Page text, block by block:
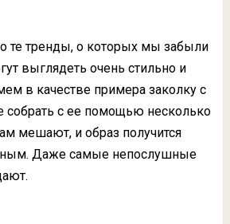
те тренды, о которых мы забыли
выглядеть очень стильно и
в качестве примера заколку с
с ее помощью несколько
мешают, и образ получится
Даже самые непослушные